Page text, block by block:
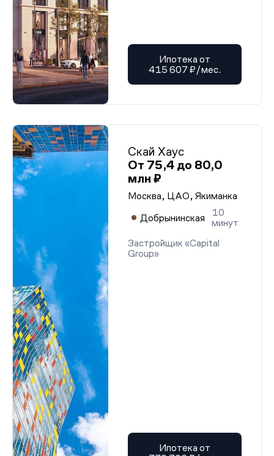
Ипотека от
415 607 ₽/мес.
Скай Хаус
От 75,4 до 80,0
млн ₽
Москва, ЦАО, Якиманка
Добрынинская
10
минут
Застройщик «Capital
Group»
Ипотека от